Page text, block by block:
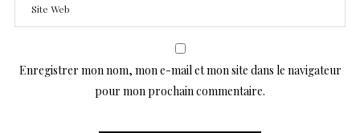
Enregistrer mon nom, mon e-mail et mon site dans le navigateur
pour mon prochain commentaire.